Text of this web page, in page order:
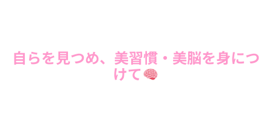
自らを見つめ、美習慣・美脳を身につ
けて